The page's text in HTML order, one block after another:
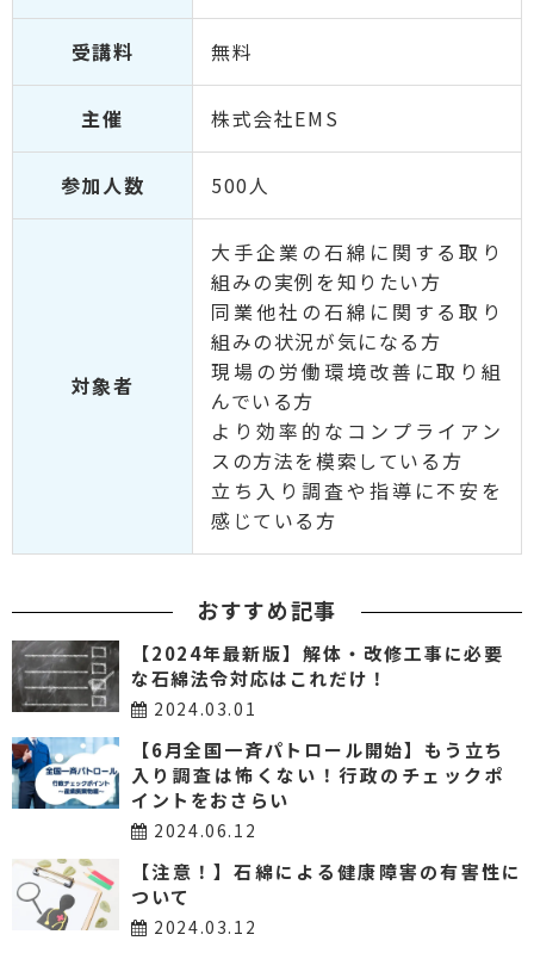
受講料 無料
主催 株式会社EMS
参加人数 500人
対象者
大手企業の石綿に関する取り
組みの実例を知りたい方
同業他社の石綿に関する取り
組みの状況が気になる方
現場の労働環境改善に取り組
んでいる方
より効率的なコンプライアン
スの方法を模索している方
立ち入り調査や指導に不安を
感じている方
おすすめ記事
【2024年最新版】解体・改修工事に必要
な石綿法令対応はこれだけ！
2024.03.01
【6月全国一斉パトロール開始】もう立ち
入り調査は怖くない！行政のチェックポ
イントをおさらい
2024.06.12
【注意！】石綿による健康障害の有害性に
ついて
2024.03.12